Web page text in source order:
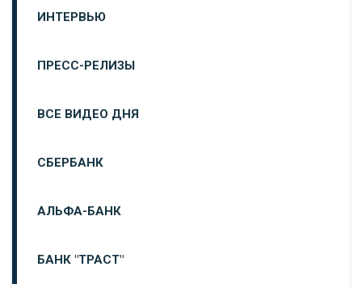
ИНТЕРВЬЮ
ПРЕСС-РЕЛИЗЫ
ВСЕ ВИДЕО ДНЯ
СБЕРБАНК
АЛЬФА-БАНК
БАНК "ТРАСТ"